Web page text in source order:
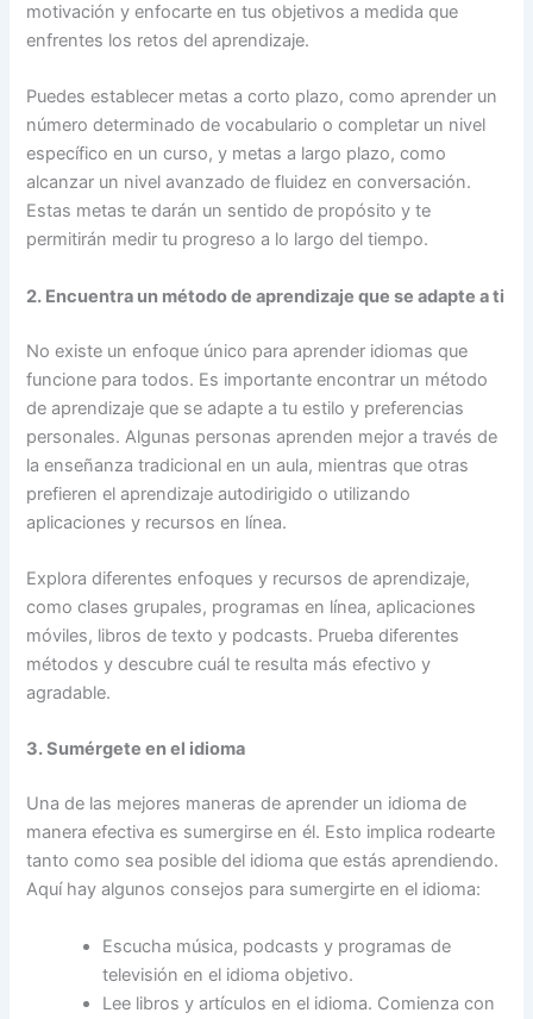
motivación y enfocarte en tus objetivos a medida que
enfrentes los retos del aprendizaje.
Puedes establecer metas a corto plazo, como aprender un
número determinado de vocabulario o completar un nivel
específico en un curso, y metas a largo plazo, como
alcanzar un nivel avanzado de fluidez en conversación.
Estas metas te darán un sentido de propósito y te
permitirán medir tu progreso a lo largo del tiempo.
2. Encuentra un método de aprendizaje que se adapte a ti
No existe un enfoque único para aprender idiomas que
funcione para todos. Es importante encontrar un método
de aprendizaje que se adapte a tu estilo y preferencias
personales. Algunas personas aprenden mejor a través de
la enseñanza tradicional en un aula, mientras que otras
prefieren el aprendizaje autodirigido o utilizando
aplicaciones y recursos en línea.
Explora diferentes enfoques y recursos de aprendizaje,
como clases grupales, programas en línea, aplicaciones
móviles, libros de texto y podcasts. Prueba diferentes
métodos y descubre cuál te resulta más efectivo y
agradable.
3. Sumérgete en el idioma
Una de las mejores maneras de aprender un idioma de
manera efectiva es sumergirse en él. Esto implica rodearte
tanto como sea posible del idioma que estás aprendiendo.
Aquí hay algunos consejos para sumergirte en el idioma:
Escucha música, podcasts y programas de
televisión en el idioma objetivo.
Lee libros y artículos en el idioma. Comienza con